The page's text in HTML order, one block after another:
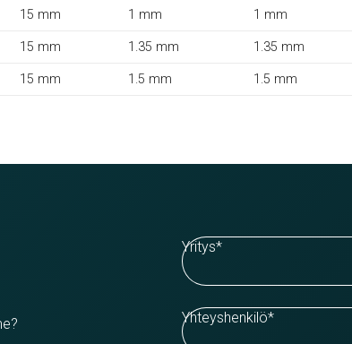
15 mm 1 mm 1 mm
15 mm 1.35 mm 1.35 mm
15 mm 1.5 mm 1.5 mm
Yritys*
Yhteyshenkilö*